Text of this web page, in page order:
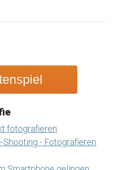
fotografieren
- Fotografieren